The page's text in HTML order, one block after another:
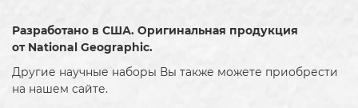
Разработано в США. Оригинальная продукция
от National Geographic.
Другие научные наборы Вы также можете приобрести
на нашем сайте.